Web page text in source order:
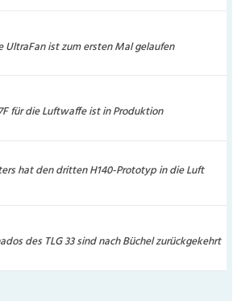
UltraFan ist zum ersten Mal gelaufen
für die Luftwaffe ist in Produktion
hat den dritten H140-Prototyp in die Luft
des TLG 33 sind nach Büchel zurückgekehrt